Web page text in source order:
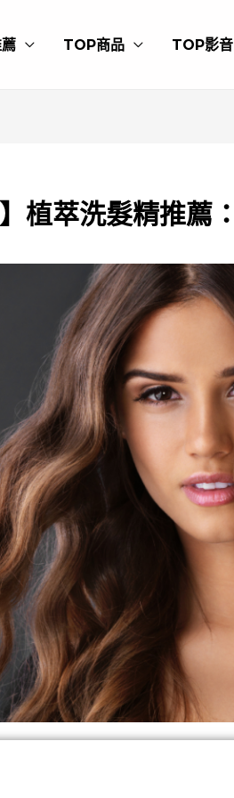
TOP商品 TOP影音
植萃洗髮精推薦